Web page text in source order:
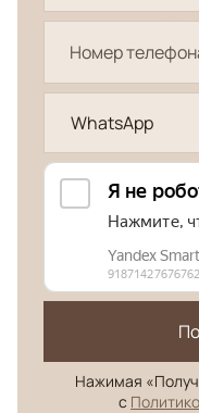
WhatsApp
Нажимая
с